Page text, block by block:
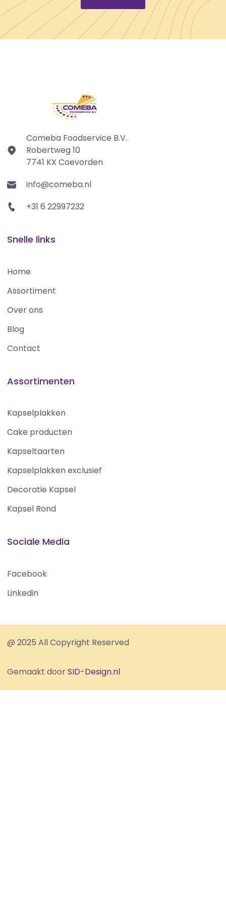
Comeba Foodservice B.V.
Robertweg 10
7741 KX Coevorden
info@comeba.nl
+31 6 22997232
Snelle links
Home
Assortiment
Over ons
Blog
Contact
Assortimenten
Kapselplakken
Cake producten
Kapseltaarten
Kapselplakken exclusief
Decoratie Kapsel
Kapsel Rond
Sociale Media
Facebook
Linkedin
@ 2025 All Copyright Reserved
Gemaakt doorSID-Design.nl